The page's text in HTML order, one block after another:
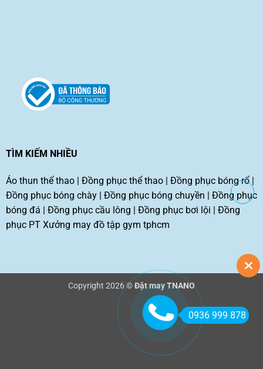
TÌM KIẾM NHIỀU
Áo thun thể thao| Đồng phục thể thao| Đồng phục bóng rổ|
Đồng phục bóng chày| Đồng phục bóng chuyền | Đồng phục
bóng đá | Đồng phục cầu lông | Đồng phục bơi lội | Đồng
phục PT Xưởng may đồ tập gym tphcm
Copyright 2026 ©Đặt may TNANO
0936 999 878